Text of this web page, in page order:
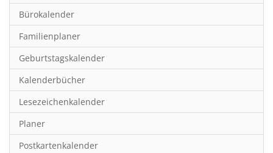
Fantasy
Film
Fotokunst
Frauen
Fußball
Geburtstagskalender
Hobby & Basteln
Bürokalender
Familienplaner
Geburtstagskalender
Kalenderbücher
Lesezeichenkalender
Planer
Postkartenkalender